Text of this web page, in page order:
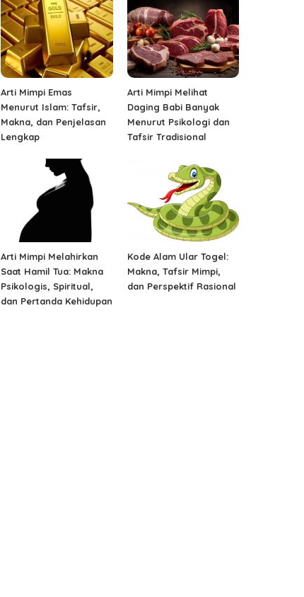
Arti Mimpi Emas
Menurut Islam: Tafsir,
Makna, dan Penjelasan
Lengkap
Arti Mimpi Melihat
Daging Babi Banyak
Menurut Psikologi dan
Tafsir Tradisional
Arti Mimpi Melahirkan
Saat Hamil Tua: Makna
Psikologis, Spiritual,
dan Pertanda Kehidupan
Kode Alam Ular Togel:
Makna, Tafsir Mimpi,
dan Perspektif Rasional